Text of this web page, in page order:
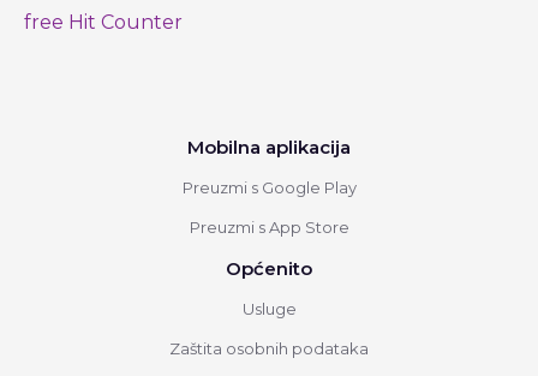
free Hit Counter
Mobilna aplikacija
Preuzmi s Google Play
Preuzmi s App Store
Općenito
Usluge
Zaštita osobnih podataka